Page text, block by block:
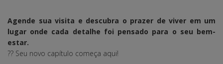
Agende sua visita e descubra o prazer de viver em um
lugar onde cada detalhe foi pensado para o seu bem-
estar.
?? Seu novo capítulo começa aqui!